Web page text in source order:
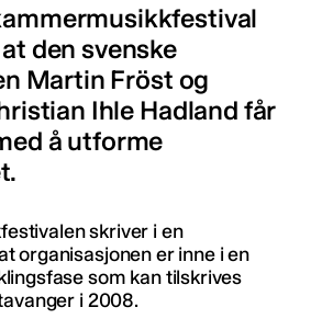
den svenske
Martin Fröst og
Ihle Hadland får
å utforme
skriver i en
organisasjonen er inne i en
som kan tilskrives
i 2008.